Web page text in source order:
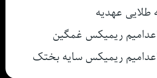
طلایی عهدیه
ریمیکس غمگین
ریمیکس سایه بختک